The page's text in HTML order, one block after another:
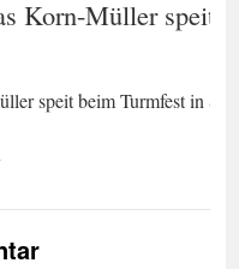
Korn-Müller speit
speit beim Turmfest in